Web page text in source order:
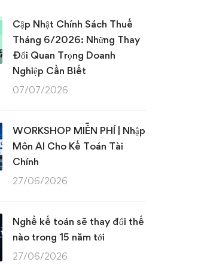
Cập Nhật Chính Sách Thuế
Tháng 6/2026: Những Thay
Đổi Quan Trọng Doanh
Nghiệp Cần Biết
07/07/2026
WORKSHOP MIỄN PHÍ | Nhập
Môn AI Cho Kế Toán Tài
Chính
27/06/2026
Nghề kế toán sẽ thay đổi thế
nào trong 15 năm tới
27/06/2026